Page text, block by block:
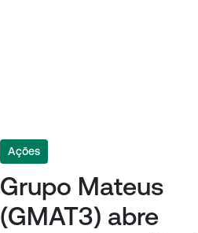
Ações
Grupo Mateus
(GMAT3) abre